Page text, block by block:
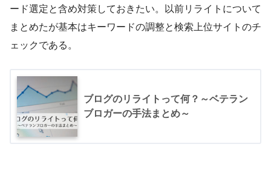
ード選定と含め対策しておきたい。以前リライトについて
まとめたが基本はキーワードの調整と検索上位サイトのチ
ェックである。
ブログのリライトって何？～ベテラン
ブロガーの手法まとめ～